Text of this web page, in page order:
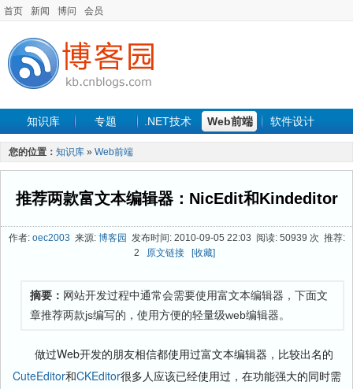
首页 新闻 博问 会员
知识库 专题 .NET技术 Web前端 软件设计
手机开发 软件工程
最新文章
您的位置： 知识库 » Web前端
推荐两款富文本编辑器：NicEdit和Kindeditor
作者: oec2003 来源: 博客园 发布时间: 2010-09-05 22:03 阅读: 50939 次 推荐:
2
原文链接 [收藏]
摘要： 网站开发过程中通常会需要使用富文本编辑器，下面文
章推荐两款js编写的，使用方便的轻量级web编辑器。
做过Web开发的朋友相信都使用过富文本编辑器，比较出名的
CuteEditor和CKEditor很多人应该已经使用过，在功能强大的同时需